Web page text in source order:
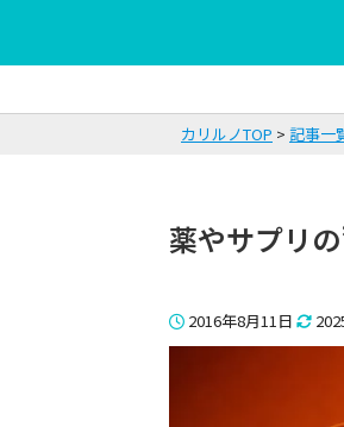
カリルノTOP 記事一
薬やサプリ
2016年8月11日